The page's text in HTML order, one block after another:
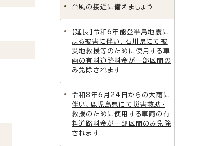
台風の接近に備えましょう
【延長】令和6年能登半島地震に
よる被害に伴い、石川県にて被
災地救援等のために使用する車
両の有料道路料金が一部区間の
み免除されます
令和8年6月24日からの大雨に
伴い、鹿児島県にて災害救助・
救援のために使用する車両の有
料道路料金が一部区間のみ免除
されます